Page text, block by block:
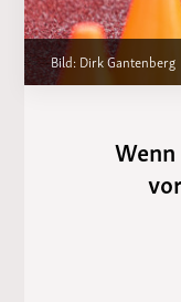
Bild: Dirk Gantenberg